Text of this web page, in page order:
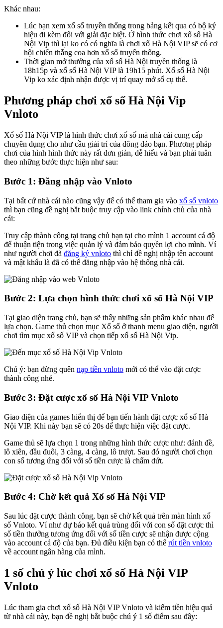
Khác nhau:
Lúc bạn xem xổ số truyền thống trong bảng kết qua có bộ ký
hiệu đi kèm đối với giải đặc biệt. Ở hình thức chơi xổ số Hà
Nội Vip thì lại ko có có nghĩa là chơi xổ Hà Nội VIP sẽ có cơ
hội chiến thắng coa hơn xổ số truyển thống.
Thời gian mở thưởng của xổ số Hà Nội truyền thống là
18h15p và xổ số Hà Nội VIP là 19h15 phút. Xổ số Hà Nội
Vip ko xác định nhận được vị trí quay mở số cụ thể.
Phương pháp chơi xổ số Hà Nội Vip
Vnloto
Xổ số Hà Nội VIP là hình thức chơi xổ số mà nhà cái cung cấp
chuyên dụng cho như cầu giải trí của đông đảo bạn. Phương pháp
chơi của hình hình thức này rất đơn giản, dễ hiểu và bạn phải tuân
theo những bước thực hiện như sau:
Bước 1: Đăng nhập vào Vnloto
Tại bất cứ nhà cái nào cũng vậy để có thể tham gia vào xổ số vnloto
thì bạn cũng đề nghị bắt buộc truy cập vào link chính chủ của nhà
cái:
Truy cập thành công tại trang chủ bạn tại cho mình 1 account cá độ
để thuận tiện trong việc quản lý và đảm bảo quyền lợi cho mình. Ví
như người chơi đã đăng ký vnloto thì chỉ đề nghị nhập tên account
và mật khẩu là đã có thể đăng nhập vào hệ thống nhà cái.
Bước 2: Lựa chọn hình thức chơi xổ số Hà Nội VIP
Tại giao diện trang chủ, bạn sẽ thấy những sản phẩm khác nhau để
lựa chọn. Game thủ chọn mục Xổ số ở thanh menu giao diện, người
chơi tìm mục xổ số VIP và chọn tiếp xổ số Hà Nội Vip.
Chú ý: bạn đừng quên nạp tiền vnloto mới có thể vào đặt cược
thành công nhé.
Bước 3: Đặt cược xổ số Hà Nội VIP Vnloto
Giao diện của games hiển thị để bạn tiến hành đặt cược xổ số Hà
Nội VIP. Khi này bạn sẽ có 20s để thực hiện việc đặt cược.
Game thủ sẽ lựa chọn 1 trong những hình thức cược như: đánh đề,
lô xiên, đầu đuôi, 3 càng, 4 càng, lô trượt. Sau đó người chơi chọn
con số tương ứng đối với số tiền cược là chấm dứt.
Bước 4: Chờ kết quả Xổ số Hà Nội VIP
Sau lúc đặt cược thành công, bạn sẽ chờ kết quả trên màn hình xổ
số Vnloto. Ví như dự báo kết quả trùng đối với con số đặt cược thì
số tiền thưởng tương ứng đối với số tiền cược sẽ nhận được cộng
vào account cá độ của bạn. Đủ điều kiện bạn có thể rút tiền vnloto
về account ngân hàng của mình.
1 số chú ý lúc chơi xổ số Hà Nội VIP
Vnloto
Lúc tham gia chơi xổ số Hà Nội VIP Vnloto và kiếm tiền hiệu quả
từ nhà cái này, bạn đề nghị bắt buộc chú ý 1 số điểm sau đây: